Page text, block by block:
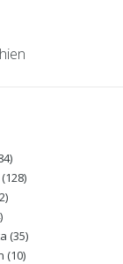
(128)
(35)
(10)